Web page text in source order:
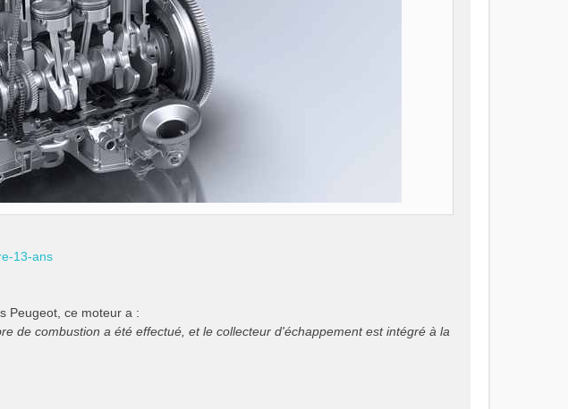
13-ans
Peugeot, ce moteur a :
de combustion a été effectué, et le collecteur d'échappement est intégré à la